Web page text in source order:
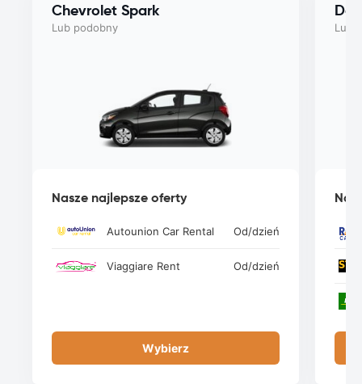
Chevrolet Spark
Lub podobny
Nasze najlepsze oferty
Autounion Car Rental Od/dzień
Viaggiare Rent Od/dzień
Wybierz
Lub